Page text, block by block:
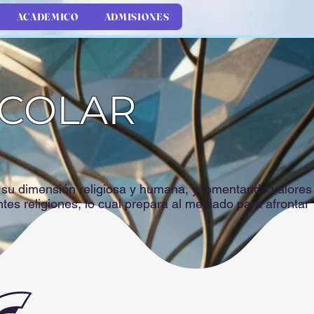
ACADEMICO ADMISIONES
dimensión religiosa y humana, y fomentando valores
religiones, lo cual prepara al mediado para afrontar